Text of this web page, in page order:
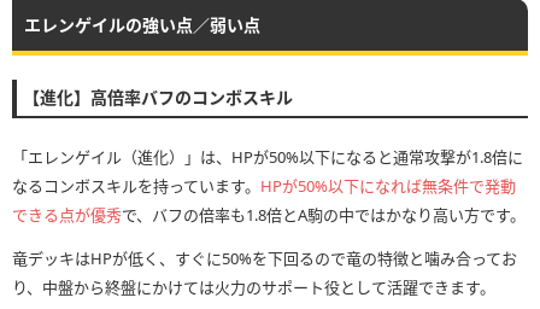
エレンゲイルの強い点／弱い点
【進化】高倍率バフのコンボスキル
「エレンゲイル（進化）」は、HPが50%以下になると通常攻撃が1.8倍に
なるコンボスキルを持っています。 HPが50%以下になれば無条件で発動
できる点が優秀で、バフの倍率も1.8倍とA駒の中ではかなり高い方です。
竜デッキはHPが低く、すぐに50%を下回るので竜の特徴と噛み合ってお
り、中盤から終盤にかけては火力のサポート役として活躍できます。